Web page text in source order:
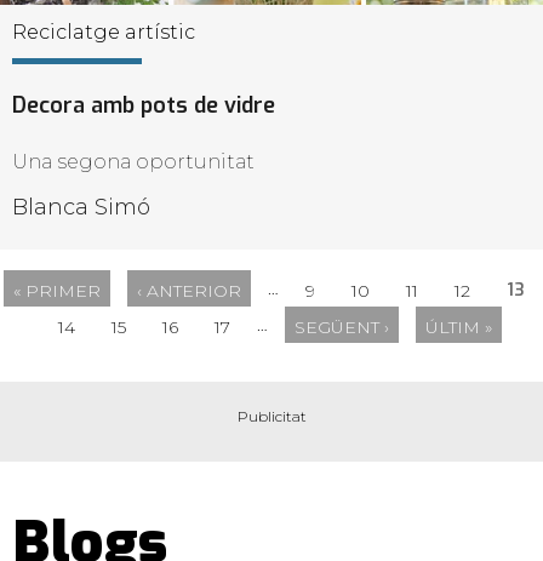
Reciclatge artístic
Decora amb pots de vidre
Una segona oportunitat
Blanca Simó
« PRIMER ‹ ANTERIOR … 9 10 11 12 13
14 15 16 17 … SEGÜENT › ÚLTIM »
Blogs